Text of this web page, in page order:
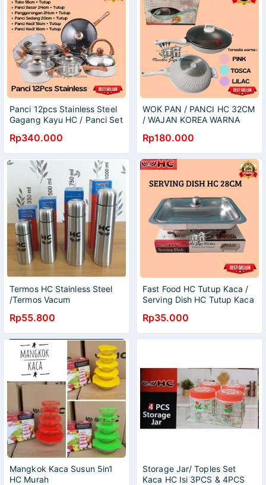
Panci 12pcs Stainless Steel
Gagang Kayu HC / Panci Set
12pcs Stainless Steel
Rp340.000
WOK PAN / PANCI HC 32CM
/ WAJAN KOREA WARNA
Rp180.000
Termos HC Stainless Steel
/Termos Vacum
Rp55.800
Fast Food HC Tutup Kaca /
Serving Dish HC Tutup Kaca
Kaca HC
Rp35.000
Mangkok Kaca Susun 5in1
HC Murah
Storage Jar/ Toples Set
Kaca HC Isi 3PCS & 4PCS